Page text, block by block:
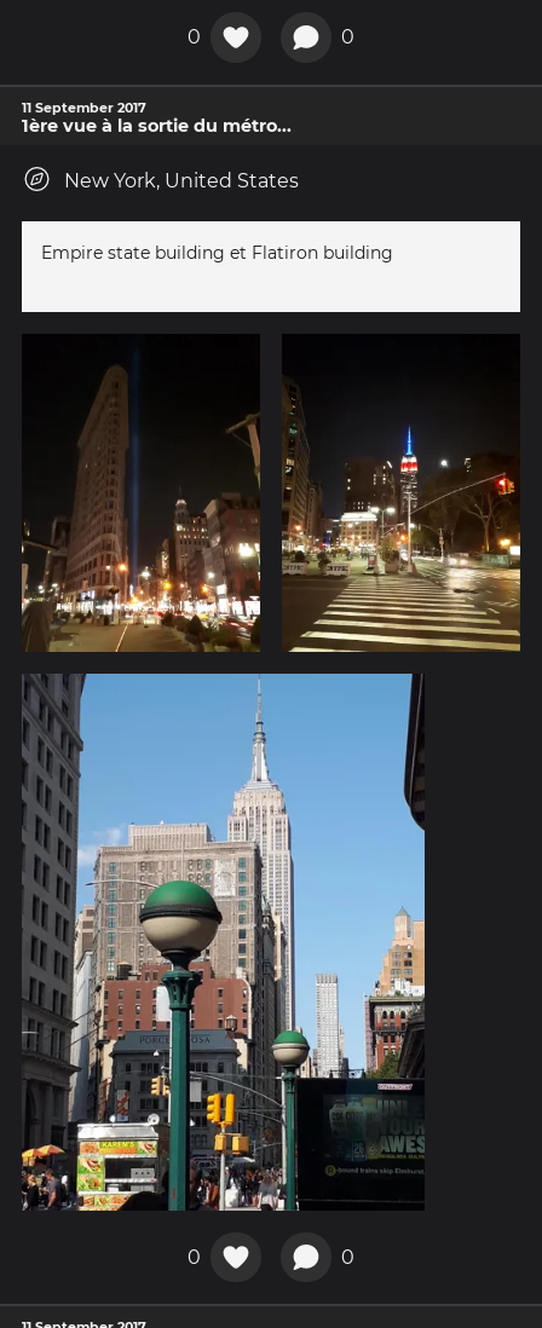
0 0
11 September 2017
1ère vue à la sortie du métro...
New York, United States
Empire state building et Flatiron building
0 0